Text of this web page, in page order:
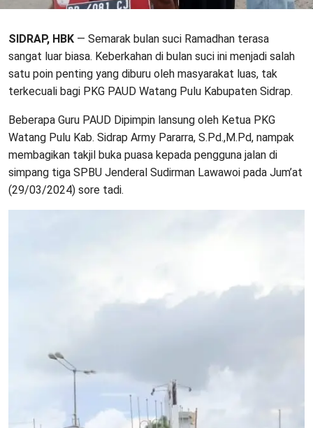
SIDRAP, HBK — Semarak bulan suci Ramadhan terasa
sangat luar biasa. Keberkahan di bulan suci ini menjadi salah
satu poin penting yang diburu oleh masyarakat luas, tak
terkecuali bagi PKG PAUD Watang Pulu Kabupaten Sidrap.
Beberapa Guru PAUD Dipimpin lansung oleh Ketua PKG
Watang Pulu Kab. Sidrap Army Pararra, S.Pd.,M.Pd, nampak
membagikan takjil buka puasa kepada pengguna jalan di
simpang tiga SPBU Jenderal Sudirman Lawawoi pada Jum’at
(29/03/2024) sore tadi.